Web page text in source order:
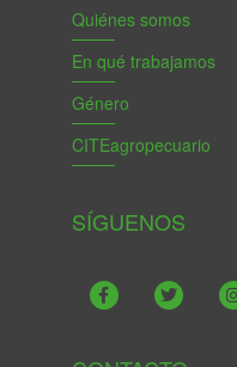
Quiénes somos
En qué trabajamos
Género
CITEagropecuario
SÍGUENOS